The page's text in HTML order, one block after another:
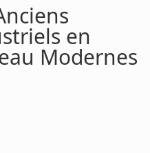
en
Modernes